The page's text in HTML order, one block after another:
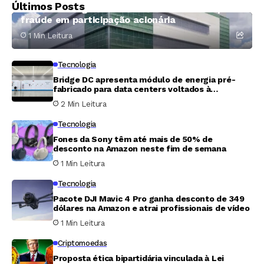
Últimos Posts
Centers e exigem 400 milhões de dólares por
fraude em participação acionária
1 Min Leitura
Tecnologia
Bridge DC apresenta módulo de energia pré-
fabricado para data centers voltados à
inteligência artificial
2 Min Leitura
Tecnologia
Fones da Sony têm até mais de 50% de
desconto na Amazon neste fim de semana
1 Min Leitura
Tecnologia
Pacote DJI Mavic 4 Pro ganha desconto de 349
dólares na Amazon e atrai profissionais de vídeo
1 Min Leitura
Criptomoedas
Proposta ética bipartidária vinculada à Lei